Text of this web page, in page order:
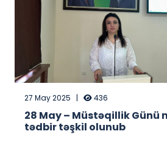
27 May 2025 | 436
28 May – Müstəqillik Günü
tədbir təşkil olunub